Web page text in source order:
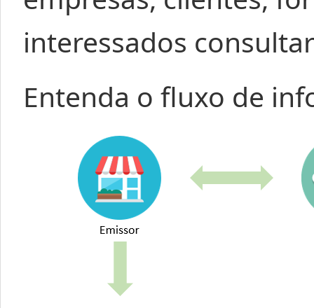
interessados
Entenda o fluxo de